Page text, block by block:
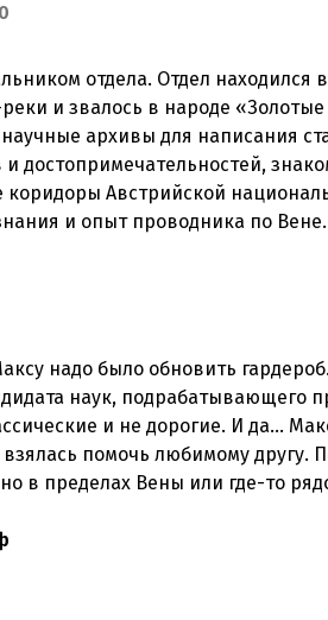
отдела. Отдел находился
и звалось в народе
архивы для написания
достопримечательностей,
Австрийской
надо было обновить
наук, подрабатывающего
и не дорогие. И да…
взялась помочь любимому
в пределах Вены или где-то